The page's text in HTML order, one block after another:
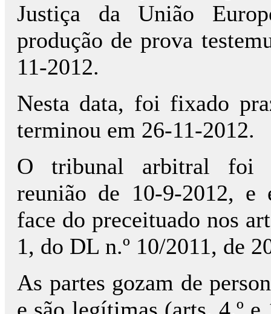
Justiça da União
produção de prova
11-2012.
Nesta data, foi fixado
terminou em 26-11-2012.
O tribunal arbitral foi
reunião de 10-9-2012, e
face do preceituado nos
1, do DL n.º 10/2011, de
As partes gozam de